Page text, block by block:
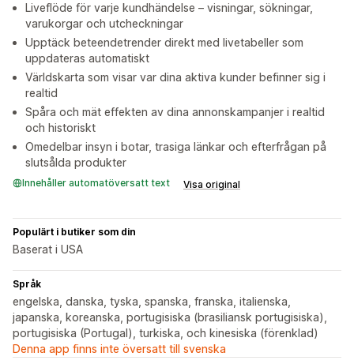
Liveflöde för varje kundhändelse – visningar, sökningar,
varukorgar och utcheckningar
Upptäck beteendetrender direkt med livetabeller som
uppdateras automatiskt
Världskarta som visar var dina aktiva kunder befinner sig i
realtid
Spåra och mät effekten av dina annonskampanjer i realtid
och historiskt
Omedelbar insyn i botar, trasiga länkar och efterfrågan på
slutsålda produkter
Innehåller automatöversatt text Visa original
Populärt i butiker som din
Baserat i USA
Språk
engelska, danska, tyska, spanska, franska, italienska,
japanska, koreanska, portugisiska (brasiliansk portugisiska),
portugisiska (Portugal), turkiska, och kinesiska (förenklad)
Denna app finns inte översatt till svenska